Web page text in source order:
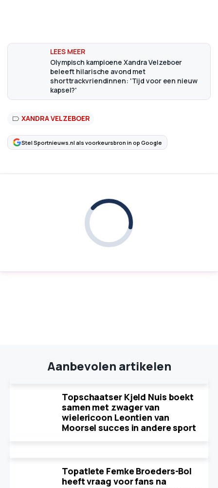
Olympisch kampioene Xandra Velzeboer
beleeft hilarische avond met
shorttrackvriendinnen: 'Tijd voor een nieuw
kapsel?'
XANDRA VELZEBOER
Stel Sportnieuws.nl als voorkeursbron in op Google
Aanbevolen artikelen
Topschaatser Kjeld Nuis boekt
samen met zwager van
wielericoon Leontien van
Moorsel succes in andere sport
Topatlete Femke Broeders-Bol
heeft vraag voor fans na